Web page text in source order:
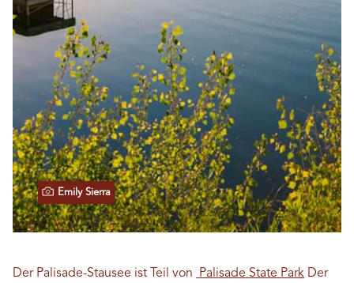
Emily Sierra
Der Palisade-Stausee ist Teil von Palisade State Park Der